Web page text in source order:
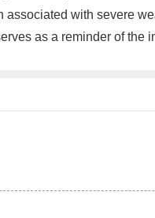
with severe
as a reminder of the